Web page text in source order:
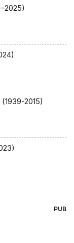
2015)
PUB